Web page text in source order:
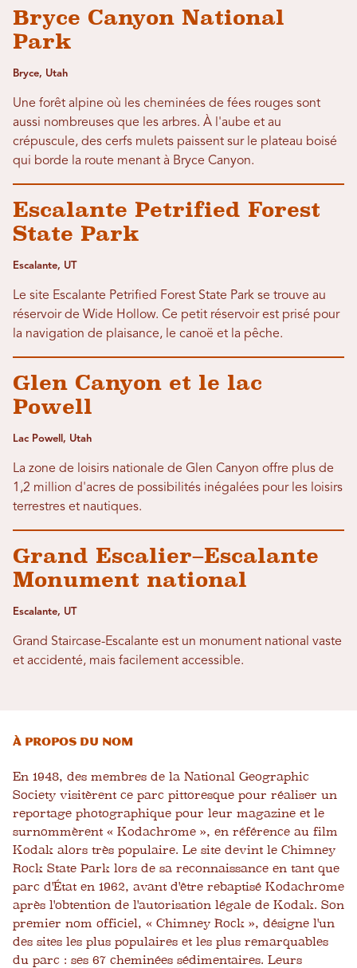
Bryce Canyon National
Park
Bryce, Utah
Une forêt alpine où les cheminées de fées rouges sont
aussi nombreuses que les arbres. À l'aube et au
crépuscule, des cerfs mulets paissent sur le plateau boisé
qui borde la route menant à Bryce Canyon.
Escalante Petrified Forest
State Park
Escalante, UT
Le site Escalante Petrified Forest State Park se trouve au
réservoir de Wide Hollow. Ce petit réservoir est prisé pour
la navigation de plaisance, le canoë et la pêche.
Glen Canyon et le lac
Powell
Lac Powell, Utah
La zone de loisirs nationale de Glen Canyon offre plus de
1,2 million d'acres de possibilités inégalées pour les loisirs
terrestres et nautiques.
Grand Escalier–Escalante
Monument national
Escalante, UT
Grand Staircase-Escalante est un monument national vaste
et accidenté, mais facilement accessible.
À propos du nom
En 1948, des membres de la National Geographic
Society visitèrent ce parc pittoresque pour réaliser un
reportage photographique pour leur magazine et le
surnommèrent « Kodachrome », en référence au film
Kodak alors très populaire. Le site devint le Chimney
Rock State Park lors de sa reconnaissance en tant que
parc d'État en 1962, avant d'être rebaptisé Kodachrome
après l'obtention de l'autorisation légale de Kodak. Son
premier nom officiel, « Chimney Rock », désigne l'un
des sites les plus populaires et les plus remarquables
du parc : ses 67 cheminées sédimentaires. Leurs